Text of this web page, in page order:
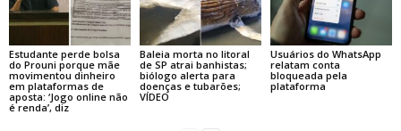
Estudante perde bolsa
do Prouni porque mãe
movimentou dinheiro
em plataformas de
aposta: ‘Jogo online não
é renda’, diz
Baleia morta no litoral
de SP atrai banhistas;
biólogo alerta para
doenças e tubarões;
VÍDEO
Usuários do WhatsApp
relatam conta
bloqueada pela
plataforma